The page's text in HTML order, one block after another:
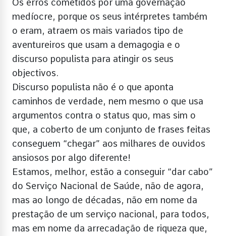
medíocre, porque os seus intérpretes também
o eram, atraem os mais variados tipo de
aventureiros que usam a demagogia e o
discurso populista para atingir os seus
objectivos.
Discurso populista não é o que aponta
caminhos de verdade, nem mesmo o que usa
argumentos contra o status quo, mas sim o
que, a coberto de um conjunto de frases feitas
conseguem “chegar” aos milhares de ouvidos
ansiosos por algo diferente!
Estamos, melhor, estão a conseguir “dar cabo”
do Serviço Nacional de Saúde, não de agora,
mas ao longo de décadas, não em nome da
prestação de um serviço nacional, para todos,
mas em nome da arrecadação de riqueza que,